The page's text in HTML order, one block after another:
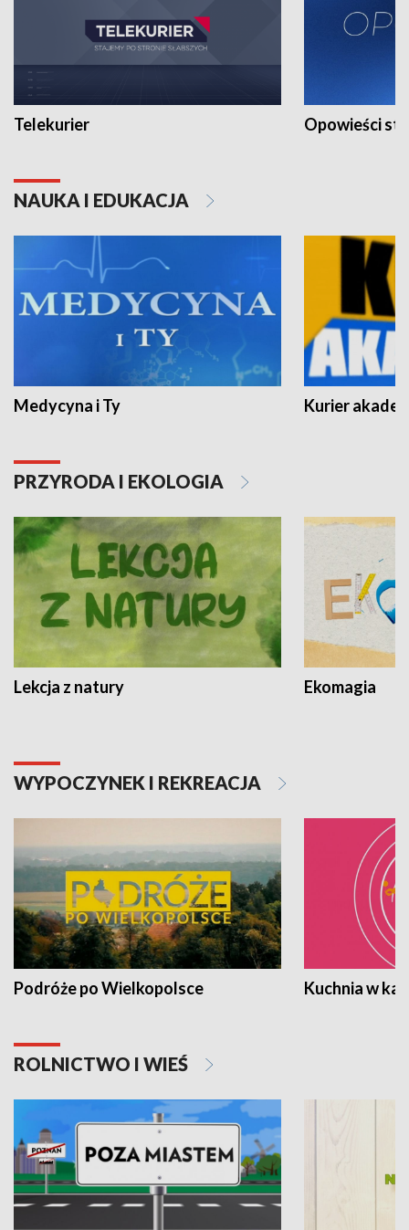
Telekurier Opowieści
NAUKA I EDUKACJA
Medycyna i Ty Kurier
PRZYRODA I EKOLOGIA
Lekcja z natury Ekomagia
WYPOCZYNEK I REKREACJA
Podróże po Wielkopolsce Kuchnia w
ROLNICTWO I WIEŚ